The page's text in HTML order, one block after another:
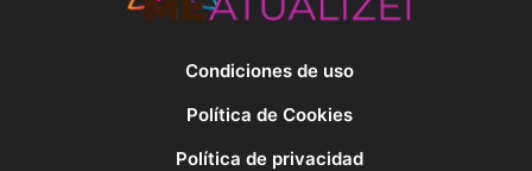
Condiciones de uso
Política de Cookies
Política de privacidad